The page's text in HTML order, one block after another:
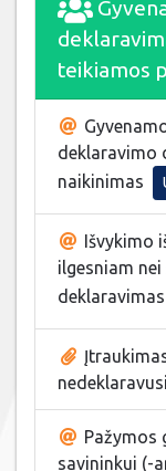
teikiamos
deklaravimo
naikinimas
Išvykimo
ilgesniam
deklaravimas
Pažymos
savininkui (-